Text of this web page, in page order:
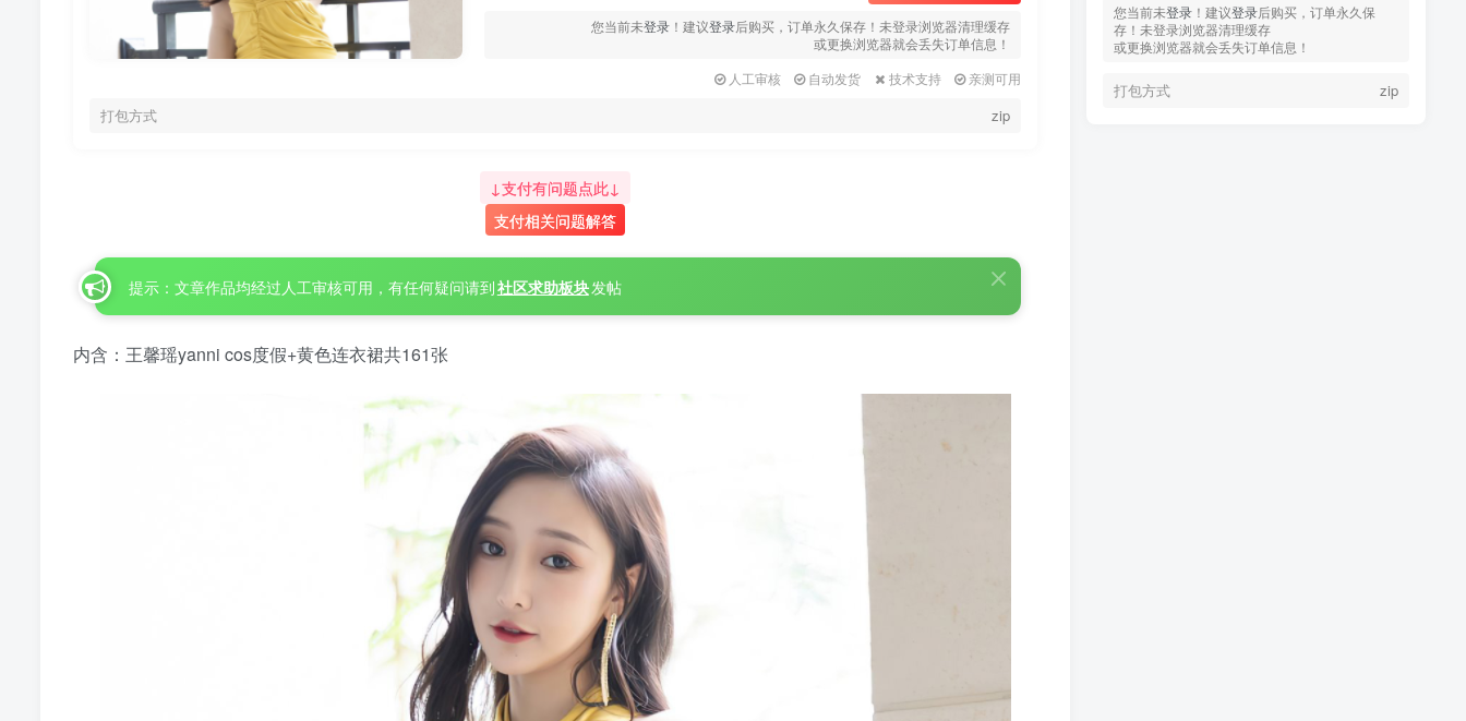
您当前未登录 ！建议登录后购买，订单永久保存！未登录浏览器清理缓存
或更换浏览器就会丢失订单信息！
人工审核
自动发货 技术支持 亲测可用
打包方式 zip
↓支付有问题点此↓
支付相关问题解答
提示：文章作品均经过人工审核可用，有任何疑问请到社区求助板块发帖
内含：王馨瑶yanni cos度假+黄色连衣裙共161张
您当前未登录 ！建议登录后购买，订单永久保
存！未登录浏览器清理缓存
或更换浏览器就会丢失订单信息！
打包方式 zip
用户名或邮箱